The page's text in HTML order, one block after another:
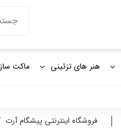
برای:
هنر های تزئینی ماکت
فروشگاه اینترنتی پیشگام آرت